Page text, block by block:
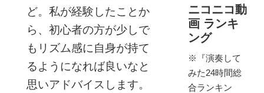
ど。私が経験したことか
ら、初心者の方が少しで
もリズム感に自身が持て
るようになれば良いなと
思いアドバイスします。
ニコニコ動
画 ランキ
ング
※『演奏して
みた24時間総
合ランキン